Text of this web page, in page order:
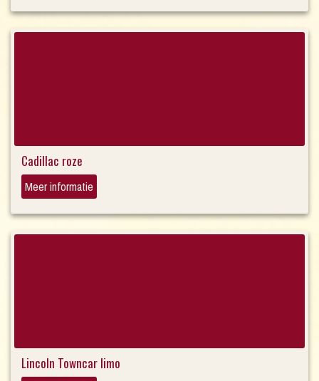
Cadillac roze
Meer informatie
Lincoln Towncar limo